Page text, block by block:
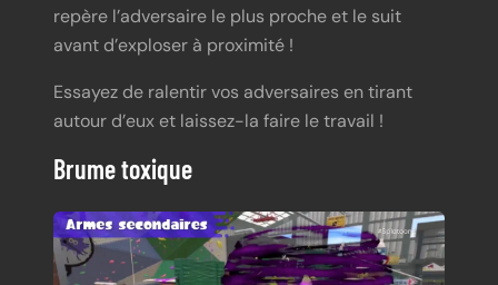
repère l’adversaire le plus proche et le suit
avant d’exploser à proximité !
Essayez de ralentir vos adversaires en tirant
autour d’eux et laissez-la faire le travail !
Brume toxique